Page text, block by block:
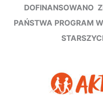
DOFINANSOWANO
PAŃSTWA PROGRAM